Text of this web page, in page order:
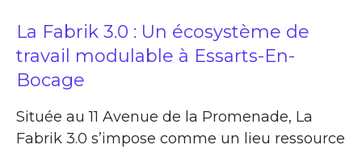
La Fabrik 3.0 : Un écosystème de
travail modulable à Essarts-En-
Bocage
Située au 11 Avenue de la Promenade, La
Fabrik 3.0 s’impose comme un lieu ressource